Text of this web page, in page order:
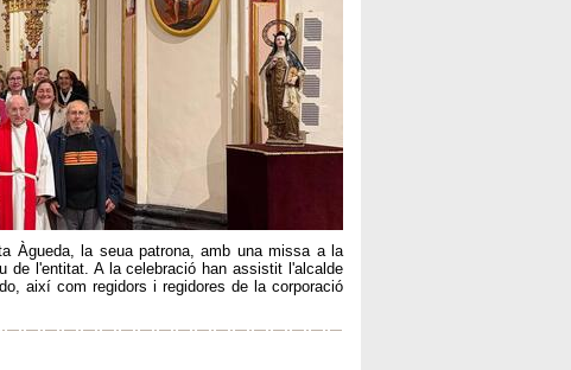
Àgueda, la seua patrona, amb una missa a la
de l'entitat. A la celebració han assistit l'alcalde
així com regidors i regidores de la corporació